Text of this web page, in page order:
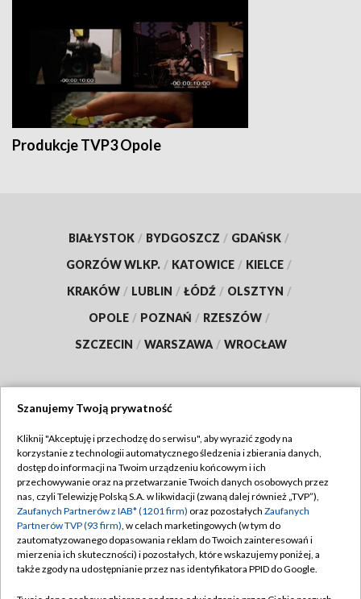
Produkcje TVP3 Opole
BIAŁYSTOK / BYDGOSZCZ / GDAŃSK /
GORZÓW WLKP. / KATOWICE / KIELCE /
KRAKÓW / LUBLIN / ŁÓDŹ / OLSZTYN /
OPOLE / POZNAŃ / RZESZÓW /
SZCZECIN / WARSZAWA / WROCŁAW
TVP
Abonament TVP
Emisja w TVP
Centrum informacji TVP
Naziemna Telewizja Cyfrowa
Regulamin TVP
Polityka prywatności
Moje zgody
Pomoc
Szanujemy Twoją prywatność
Kliknij "Akceptuję i przechodzę do serwisu", aby wyrazić zgody na
korzystanie z technologii automatycznego śledzenia i zbierania danych,
dostęp do informacji na Twoim urządzeniu końcowym i ich
przechowywanie oraz na przetwarzanie Twoich danych osobowych przez
nas, czyli Telewizję Polską S.A. w likwidacji (zwaną dalej również „TVP”),
Zaufanych Partnerów z IAB* (1201 firm) oraz pozostałych Zaufanych
Partnerów TVP (93 firm), w celach marketingowych (w tym do
zautomatyzowanego dopasowania reklam do Twoich zainteresowań i
mierzenia ich skuteczności) i pozostałych, które wskazujemy poniżej, a
także zgody na udostępnianie przez nas identyfikatora PPID do Google.